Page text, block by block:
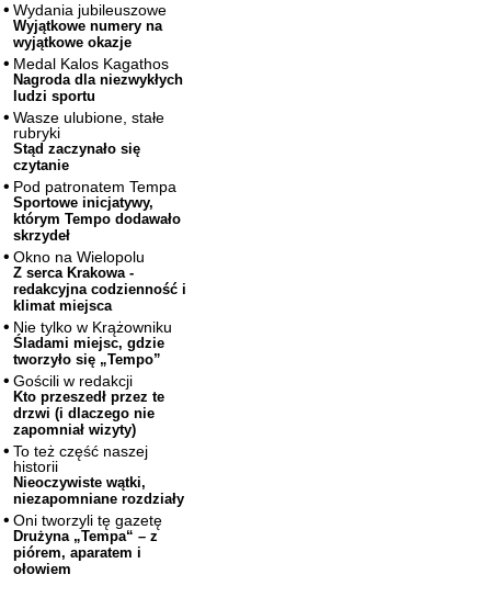
Wydania jubileuszowe
Wyjątkowe numery na
wyjątkowe okazje
Medal Kalos Kagathos
Nagroda dla niezwykłych
ludzi sportu
Wasze ulubione, stałe
rubryki
Stąd zaczynało się
czytanie
Pod patronatem Tempa
Sportowe inicjatywy,
którym Tempo dodawało
skrzydeł
Okno na Wielopolu
Z serca Krakowa -
redakcyjna codzienność i
klimat miejsca
Nie tylko w Krążowniku
Śladami miejsc, gdzie
tworzyło się „Tempo”
Gościli w redakcji
Kto przeszedł przez te
drzwi (i dlaczego nie
zapomniał wizyty)
To też część naszej
historii
Nieoczywiste wątki,
niezapomniane rozdziały
Oni tworzyli tę gazetę
Drużyna „Tempa“ – z
piórem, aparatem i
ołowiem